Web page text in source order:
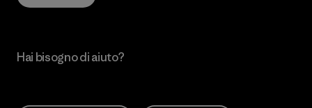
Hai bisogno di aiuto?